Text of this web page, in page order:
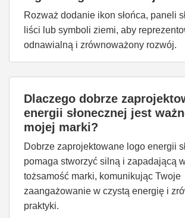
Rozważ dodanie ikon słońca, paneli
liści lub symboli ziemi, aby
odnawialną i zrównoważony rozwój.
Dlaczego dobrze
energii słonecznej jest
mojej marki?
Dobrze zaprojektowane logo energii
pomaga stworzyć silną i zapadającą
tożsamość marki, komunikując Twoje
zaangażowanie w czystą energię i
praktyki.